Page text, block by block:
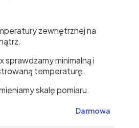
zewnętrznej na
sprawdzamy minimalną i
temperaturę.
skalę pomiaru.
Darmowa